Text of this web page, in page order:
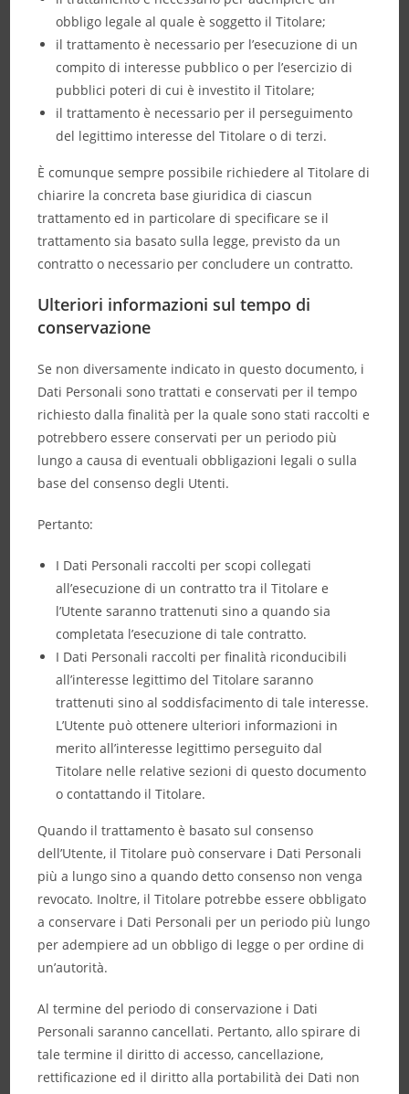
obbligo legale al quale è soggetto il Titolare;
il trattamento è necessario per l’esecuzione di un
compito di interesse pubblico o per l’esercizio di
pubblici poteri di cui è investito il Titolare;
il trattamento è necessario per il perseguimento
del legittimo interesse del Titolare o di terzi.
È comunque sempre possibile richiedere al Titolare di
chiarire la concreta base giuridica di ciascun
trattamento ed in particolare di specificare se il
trattamento sia basato sulla legge, previsto da un
contratto o necessario per concludere un contratto.
Ulteriori informazioni sul tempo di
conservazione
Se non diversamente indicato in questo documento, i
Dati Personali sono trattati e conservati per il tempo
richiesto dalla finalità per la quale sono stati raccolti e
potrebbero essere conservati per un periodo più
lungo a causa di eventuali obbligazioni legali o sulla
base del consenso degli Utenti.
Pertanto:
I Dati Personali raccolti per scopi collegati
all’esecuzione di un contratto tra il Titolare e
l’Utente saranno trattenuti sino a quando sia
completata l’esecuzione di tale contratto.
I Dati Personali raccolti per finalità riconducibili
all’interesse legittimo del Titolare saranno
trattenuti sino al soddisfacimento di tale interesse.
L’Utente può ottenere ulteriori informazioni in
merito all’interesse legittimo perseguito dal
Titolare nelle relative sezioni di questo documento
o contattando il Titolare.
Quando il trattamento è basato sul consenso
dell’Utente, il Titolare può conservare i Dati Personali
più a lungo sino a quando detto consenso non venga
revocato. Inoltre, il Titolare potrebbe essere obbligato
a conservare i Dati Personali per un periodo più lungo
per adempiere ad un obbligo di legge o per ordine di
un’autorità.
Al termine del periodo di conservazione i Dati
Personali saranno cancellati. Pertanto, allo spirare di
tale termine il diritto di accesso, cancellazione,
rettificazione ed il diritto alla portabilità dei Dati non